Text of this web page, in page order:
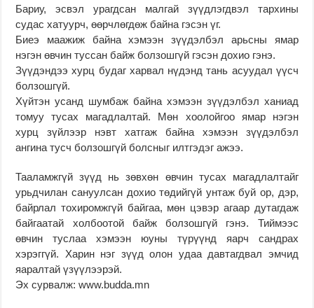
Бариу, эсвэл урагдсан малгай зүүдлэгдвэл тархины
судас хатуурч, өөрчлөгдөж байна гэсэн үг.
Биеэ маажиж байна хэмээн зүүдэлбэл арьсны ямар
нэгэн өвчин туссан байж болзошгүй гэсэн дохио гэнэ.
Зүүдэндээ хурц будаг харвал нүдэнд тань асуудал үүсч
болзошгүй.
Хүйтэн усанд шумбаж байна хэмээн зүүдэлбэл ханиад
томуу тусах магадлалтай. Мөн хоолойгоо ямар нэгэн
хурц зүйлээр нэвт хатгаж байна хэмээн зүүдэлбэл
ангина тусч болзошгүй болсныг илтгэдэг ажээ.
Тааламжгүй зүүд нь зөвхөн өвчин тусах магадлалтайг
урьдчилан сануулсан дохио төдийгүй унтаж буй ор, дэр,
байрлал тохиромжгүй байгаа, мөн цэвэр агаар дутагдаж
байгаатай холбоотой байж болзошгүй гэнэ. Тиймээс
өвчин туслаа хэмээн юуны түрүүнд яарч сандрах
хэрэггүй. Харин нэг зүүд олон удаа давтагдвал эмчид
яаралтай үзүүлээрэй.
Эх сурвалж: www.budda.mn